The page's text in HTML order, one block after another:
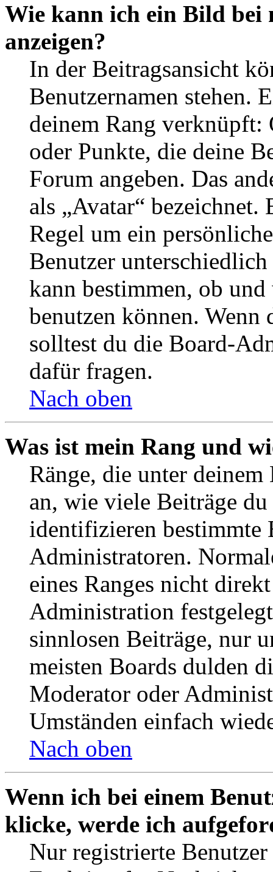
Wie kann ich ein Bild bei
anzeigen?
In der Beitragsansicht
Benutzernamen stehen.
deinem Rang verknüpft:
oder Punkte, die deine
Forum angeben. Das
als „Avatar“
Regel um ein
Benutzer
kann bestimmen, ob
benutzen können. Wenn
solltest du die Board-
dafür fragen.
Nach oben
Was ist mein Rang und
Ränge, die unter deinem
an, wie viele Beiträge
identifizieren bestimmte
Administratoren.
eines Ranges nicht
Administration
sinnlosen Beiträge, nur
meisten Boards dulden
Moderator oder
Umständen einfach
Nach oben
Wenn ich bei einem
klicke, werde ich
Nur registrierte